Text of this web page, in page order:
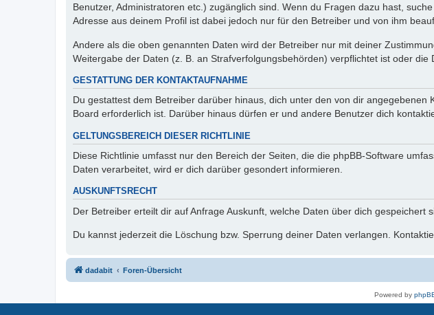
Benutzer, Administratoren etc.) zugänglich sind. Wenn du Fragen dazu hast,
Adresse aus deinem Profil ist dabei jedoch nur für den Betreiber und von ihm
Andere als die oben genannten Daten wird der Betreiber nur mit deiner
Weitergabe der Daten (z. B. an Strafverfolgungsbehörden) verpflichtet ist oder
GESTATTUNG DER KONTAKTAUFNAHME
Du gestattest dem Betreiber darüber hinaus, dich unter den von dir
Board erforderlich ist. Darüber hinaus dürfen er und andere Benutzer dich
GELTUNGSBEREICH DIESER RICHTLINIE
Diese Richtlinie umfasst nur den Bereich der Seiten, die die phpBB-Software
Daten verarbeitet, wird er dich darüber gesondert informieren.
AUSKUNFTSRECHT
Der Betreiber erteilt dir auf Anfrage Auskunft, welche Daten über dich gespeichert
Du kannst jederzeit die Löschung bzw. Sperrung deiner Daten verlangen.
dadabit Foren-Übersicht
Powered by